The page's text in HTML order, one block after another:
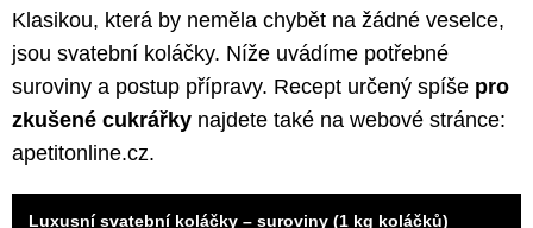
Klasikou, která by neměla chybět na žádné veselce,
jsou svatební koláčky. Níže uvádíme potřebné
suroviny a postup přípravy. Recept určený spíše pro
zkušené cukrářky najdete také na webové stránce:
apetitonline.cz.
Luxusní svatební koláčky – suroviny (1 kg koláčků)